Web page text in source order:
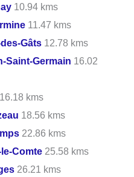
10.94 kms
11.47 kms
Gâts 12.78 kms
Saint-Germain 16.02
16.18 kms
18.56 kms
22.86 kms
Comte 25.58 kms
26.21 kms